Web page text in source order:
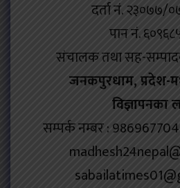
दर्ता नं. २३०७७/
पान नं.
संचालक तथा सह-
जनकपुरधाम, प्रदेश-
विज्ञापनका
सम्पर्क नम्बर :